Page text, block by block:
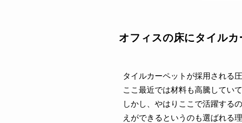
オフィスの床にタイル
タイルカーペットが採用される
ここ最近では材料も高騰してい
しかし、やはりここで活躍する
えができるというのも選ばれる